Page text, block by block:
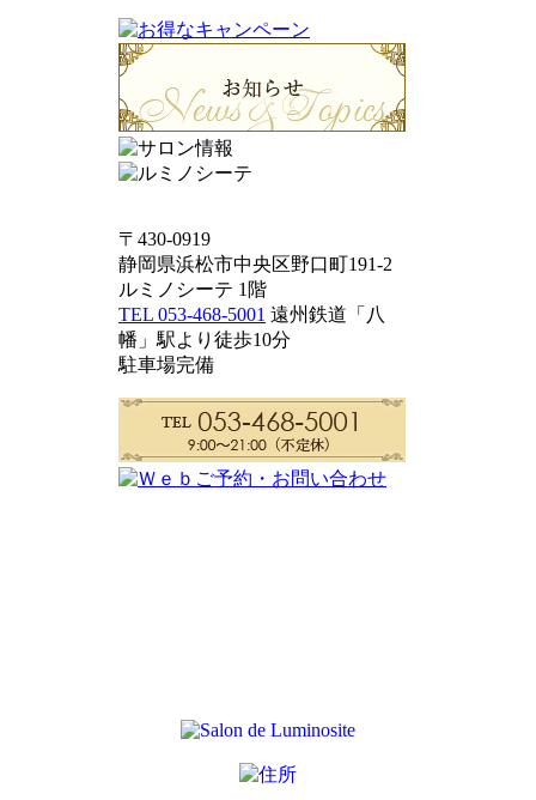
〒430-0919
静岡県浜松市中央区野口町191-2
ルミノシーテ 1階
TEL 053-468-5001 遠州鉄道「八
幡」駅より徒歩10分
駐車場完備